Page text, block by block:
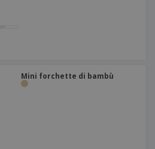
Mini forchette di bambù